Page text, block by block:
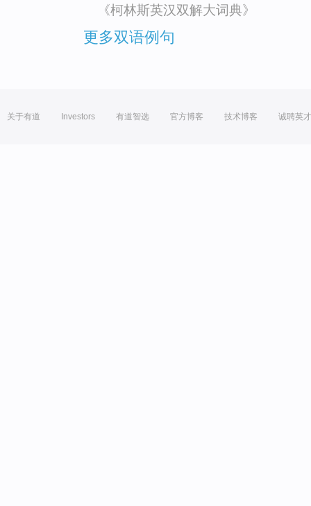
《柯林斯英汉双解大词典》
更多双语例句
关于有道 Investors 有道智选 官方博客 技术博客 诚聘英才